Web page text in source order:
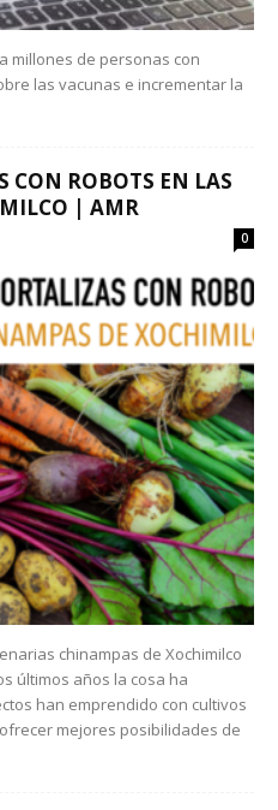
millones de personas con
las vacunas e incrementar la
CON ROBOTS EN LAS
| AMR
0
chinampas de Xochimilco
últimos años la cosa ha
han emprendido con cultivos
mejores posibilidades de